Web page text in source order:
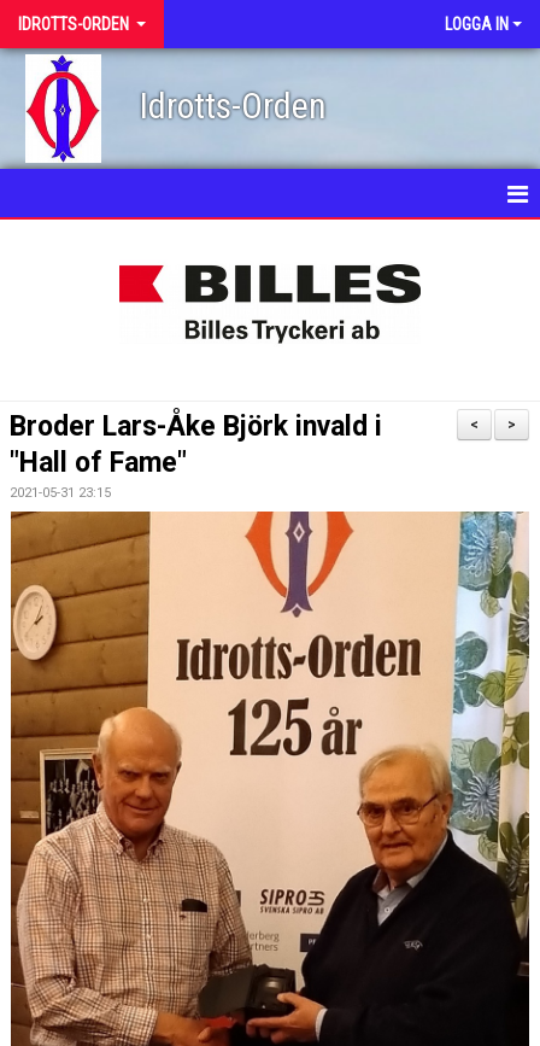
IDROTTS-ORDEN LOGGA IN
Idrotts-Orden
KALENDER
>
<
Broder Lars-Åke Björk invald i
"Hall of Fame"
2021-05-31 23:15